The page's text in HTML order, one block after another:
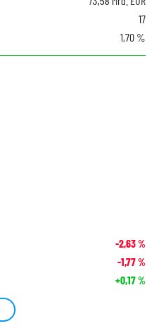
17
1,70 %
-2,63%
-1,77%
+0,17%